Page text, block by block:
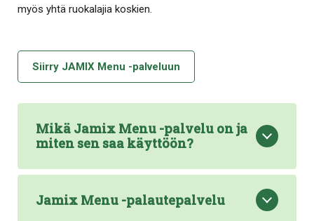
myös yhtä ruokalajia koskien.
Siirry JAMIX Menu -palveluun
Mikä Jamix Menu -palvelu on ja
miten sen saa käyttöön?
Jamix Menu -palautepalvelu